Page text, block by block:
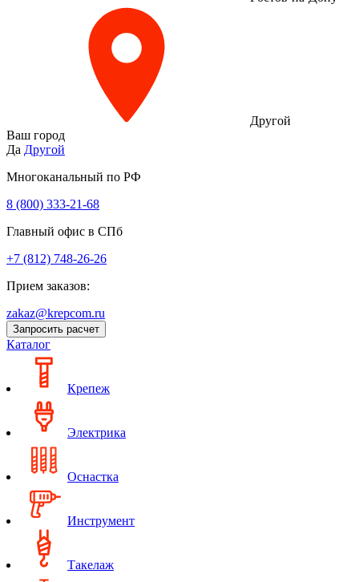
Другой
Ваш город
Да Другой
Многоканальный по РФ
8 (800) 333‑21-68
Главный офис в СПб
+7 (812) 748-26-26
Прием заказов:
zakaz@krepcom.ru
Запросить расчет
Каталог
Крепеж
Электрика
Оснастка
Инструмент
Такелаж